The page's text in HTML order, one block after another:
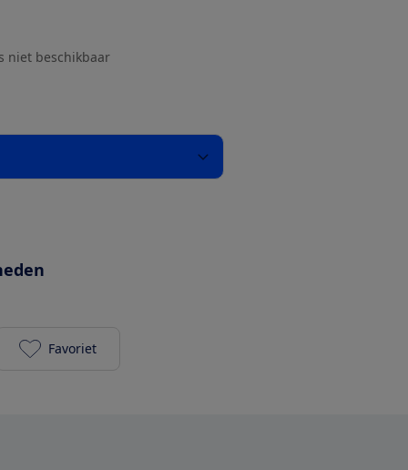
niet beschikbaar
Domo DO8126 toevoegen aan je favorieten
Favoriet